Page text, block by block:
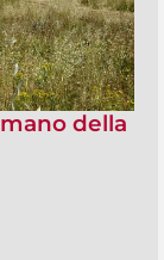
della